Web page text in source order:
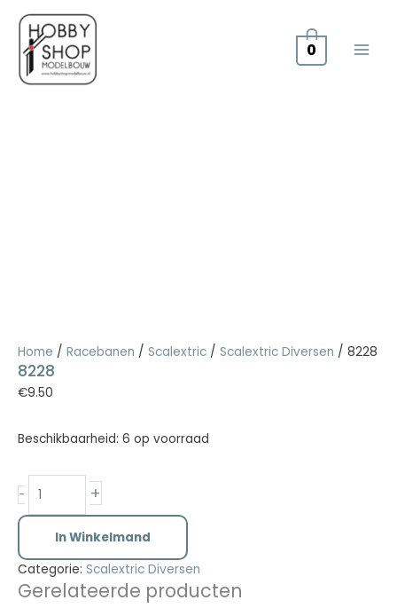
naar
inhoud
0
Home / Racebanen / Scalextric / Scalextric Diversen / 8228
8228
€9.50
Beschikbaarheid: 6 op voorraad
- +
In Winkelmand
Categorie: Scalextric Diversen
Gerelateerde producten